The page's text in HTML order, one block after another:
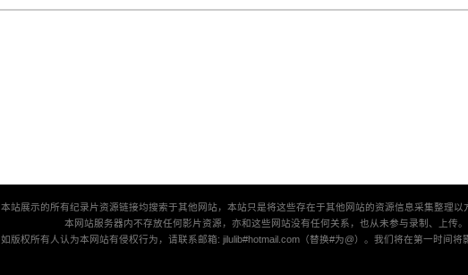
本站展示的所有纪录片资源链接均搜索于其他网站，本站只是将这些存在于其他网站的资源信息采集整理以
本网站服务器内不存放任何影片资源，亦和这些网站没有任何关系，也从未参与录制、上传。
如版权所有人认为本网站有侵权行为，请联系邮箱: jilulib#hotmail.com（替换#为@）。我们将在第一时间将